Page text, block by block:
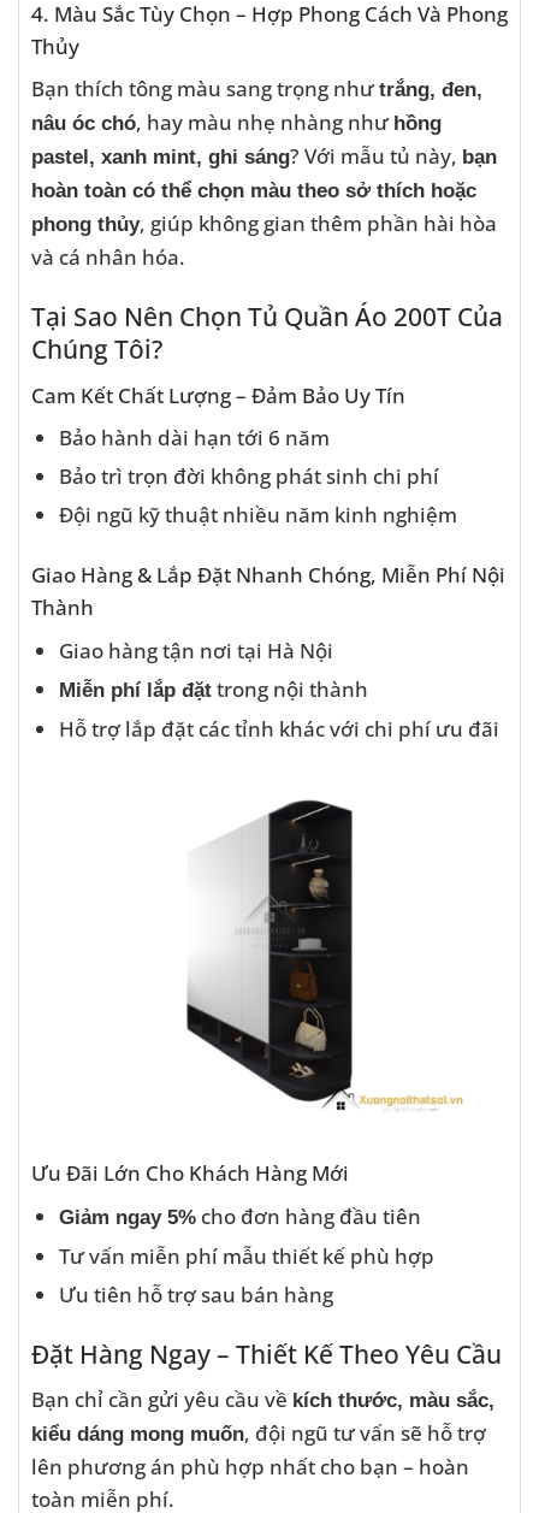
4. Màu Sắc Tùy Chọn – Hợp Phong Cách Và Phong
Thủy
Bạn thích tông màu sang trọng nhưtrắng, đen,
nâu óc chó, hay màu nhẹ nhàng như hồng
pastel, xanh mint, ghi sáng? Với mẫu tủ này, bạn
hoàn toàn có thể chọn màu theo sở thích hoặc
phong thủy, giúp không gian thêm phần hài hòa
và cá nhân hóa.
Tại Sao Nên Chọn Tủ Quần Áo 200T Của
Chúng Tôi?
Cam Kết Chất Lượng – Đảm Bảo Uy Tín
Bảo hành dài hạn tới 6 năm
Bảo trì trọn đời không phát sinh chi phí
Đội ngũ kỹ thuật nhiều năm kinh nghiệm
Giao Hàng & Lắp Đặt Nhanh Chóng, Miễn Phí Nội
Thành
Giao hàng tận nơi tại Hà Nội
Miễn phí lắp đặttrong nội thành
Hỗ trợ lắp đặt các tỉnh khác với chi phí ưu đãi
Ưu Đãi Lớn Cho Khách Hàng Mới
Giảm ngay 5%cho đơn hàng đầu tiên
Tư vấn miễn phí mẫu thiết kế phù hợp
Ưu tiên hỗ trợ sau bán hàng
Đặt Hàng Ngay – Thiết Kế Theo Yêu Cầu
Bạn chỉ cần gửi yêu cầu về kích thước, màu sắc,
kiểu dáng mong muốn, đội ngũ tư vấn sẽ hỗ trợ
lên phương án phù hợp nhất cho bạn – hoàn
toàn miễn phí.